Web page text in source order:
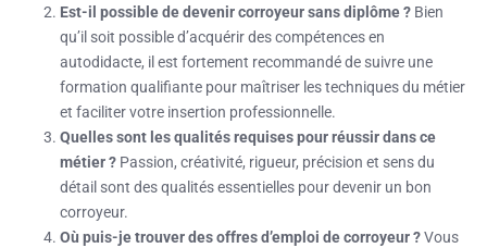
Est-il possible de devenir corroyeur sans diplôme ? Bien
qu’il soit possible d’acquérir des compétences en
autodidacte, il est fortement recommandé de suivre une
formation qualifiante pour maîtriser les techniques du métier
et faciliter votre insertion professionnelle.
Quelles sont les qualités requises pour réussir dans ce
métier ? Passion, créativité, rigueur, précision et sens du
détail sont des qualités essentielles pour devenir un bon
corroyeur.
Où puis-je trouver des offres d’emploi de corroyeur ?Vous